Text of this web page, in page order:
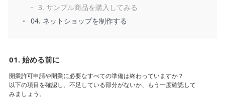
ト
3. サンプル商品を購入してみる
04. ネットショップを制作する
01. 始める前に
開業許可申請や開業に必要なすべての準備は終わっていますか？
以下の項目を確認し、不足している部分がないか、もう一度確認して
みましょう。